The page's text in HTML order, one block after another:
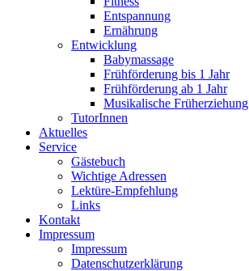
Entspannung
Ernährung
Entwicklung
Babymassage
Frühförderung bis 1 Jahr
Frühförderung ab 1 Jahr
Musikalische Früherziehung
TutorInnen
Aktuelles
Service
Gästebuch
Wichtige Adressen
Lektüre-Empfehlung
Links
Kontakt
Impressum
Impressum
Datenschutzerklärung